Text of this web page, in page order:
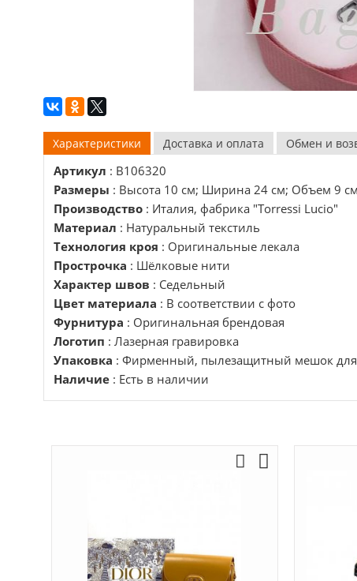
Характеристики Доставка и оплата Обмен и
Артикул : B106320
Размеры : Высота 10 см; Ширина 24 см; Объем 9 см
Производство : Италия, фабрика "Torressi Lucio"
Материал : Натуральный текстиль
Технология кроя : Оригинальные лекала
Прострочка : Шёлковые нити
Характер швов : Седельный
Цвет материала : В соответствии с фото
Фурнитура : Оригинальная брендовая
Логотип : Лазерная гравировка
Упаковка : Фирменный, пылезащитный мешок
Наличие : Есть в наличии